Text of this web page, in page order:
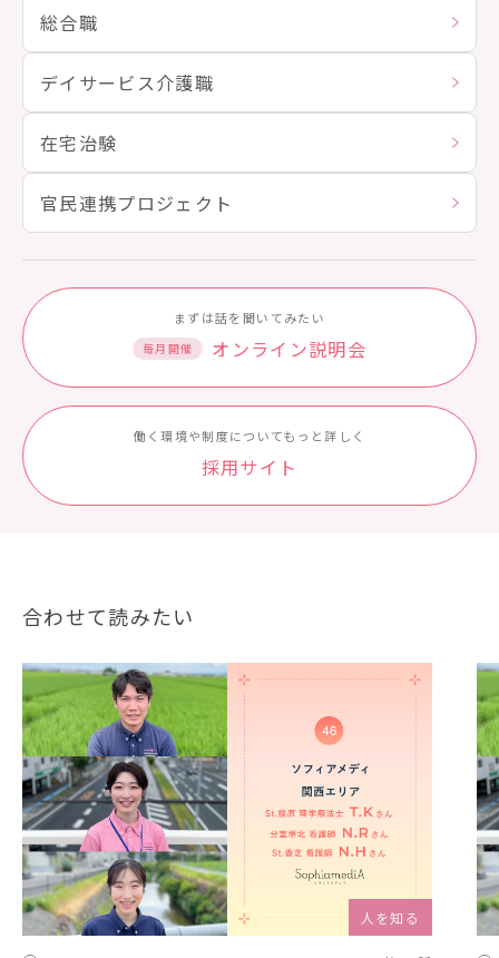
総合職
デイサービス介護職
在宅治験
官民連携プロジェクト
まずは話を聞いてみたい
毎月開催 オンライン説明会
働く環境や制度についてもっと詳しく
採⽤サイト
合わせて読みたい
人を知る